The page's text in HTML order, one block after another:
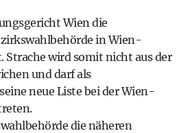
Wien die
in Wien-
Strache wird somit nicht aus der
und darf als
neue Liste bei der Wien-
die näheren